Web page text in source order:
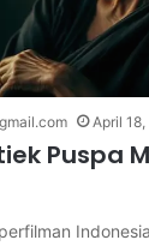
April
Puspa